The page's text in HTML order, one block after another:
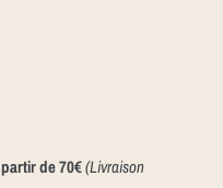
de 70€(Livraison